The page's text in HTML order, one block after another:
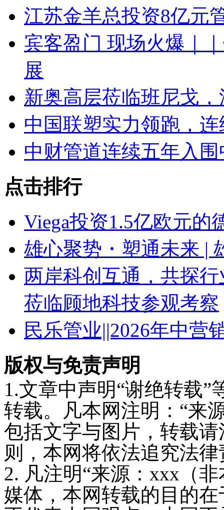
江苏金羊总投资8亿元
宾客盈门 现场火爆｜
展
新奥高层莅临班尼戈
中国联塑实力领跑，
中财管道连续五年入
点击排行
Viega投资1.5亿欧元的
雄心聚势・塑通未来 |
两岸科创互通，共探
莅临顾地科技参观考察
民乐管业||2026年中营
版权与免责声明
1.文章中声明“谢绝转载
转载。凡本网注明：“来
包括文字与图片，转载
则，本网将依法追究法
2. 凡注明“来源：xxx（
媒体，本网转载的目的